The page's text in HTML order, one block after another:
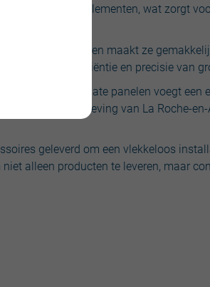
tegen de elementen, wat zorgt
van de panelen maakt ze
waar efficiëntie en precisie van
van de JI Slate panelen voegt een
natuurlijke omgeving van La Roche-en-
geleverd om een vlekkeloos
alleen producten te leveren, maar